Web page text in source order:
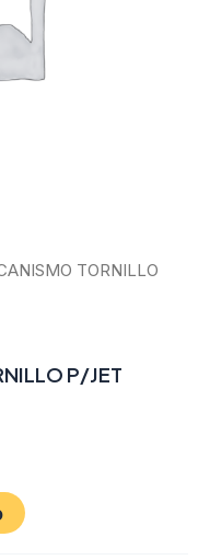
TORNILLO
P/JET